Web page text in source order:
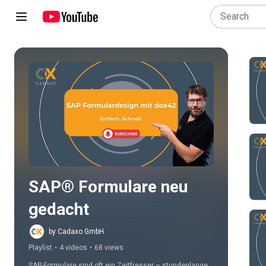
Play all
SAP® Formulare neu
gedacht
by Cadaxo GmbH
Playlist • 4 videos • 68 views